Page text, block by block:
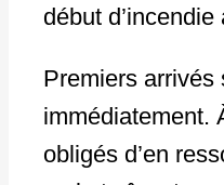
début
Premiers arrivés
immédiatement.
obligés d’en